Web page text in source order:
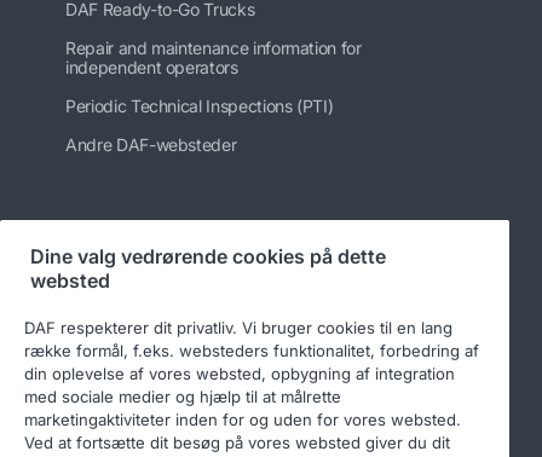
DAF Ready-to-Go Trucks
Repair and maintenance information for
independent operators
Periodic Technical Inspections (PTI)
Andre DAF-websteder
Følg os på
Dine valg vedrørende cookies på dette
websted
DAF respekterer dit privatliv. Vi bruger cookies til en lang
række formål, f.eks. websteders funktionalitet, forbedring af
din oplevelse af vores websted, opbygning af integration
med sociale medier og hjælp til at målrette
marketingaktiviteter inden for og uden for vores websted.
Ved at fortsætte dit besøg på vores websted giver du dit